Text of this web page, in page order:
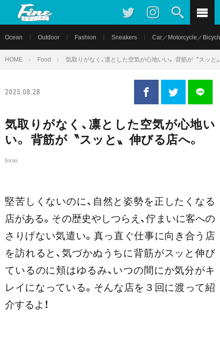
Ocean Outdoor Fashion Sneakers Car／Motorcycle／
HOME Food 気取りがなく、凛とした空気が心地いい。 背筋が〝スッと
2025.08.28
気取りがなく、凛とした空気が心地い
い。 背筋が〝スッと〟伸びる店へ。
focus
堅苦しくないのに、自然と姿勢を正したくなる
店がある。その歴史やしつらえ、佇まいに客への
さりげない気遣い。真っ直ぐ仕事に向き合う店
を訪れると、気づかぬうちに背筋がスッと伸び
ているのに頬はゆるみ、いつの間にか気分がキ
レイになっている。そんな店を３回に渡って紹
介するよ！